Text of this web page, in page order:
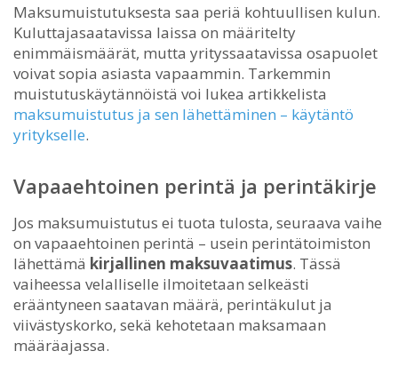
Maksumuistutuksesta saa periä kohtuullisen kulun.
Kuluttajasaatavissa laissa on määritelty
enimmäismäärät, mutta yrityssaatavissa osapuolet
voivat sopia asiasta vapaammin. Tarkemmin
muistutuskäytännöistä voi lukea artikkelista
maksumuistutus ja sen lähettäminen – käytäntö
yritykselle.
Vapaaehtoinen perintä ja perintäkirje
Jos maksumuistutus ei tuota tulosta, seuraava vaihe
on vapaaehtoinen perintä – usein perintätoimiston
lähettämä kirjallinen maksuvaatimus. Tässä
vaiheessa velalliselle ilmoitetaan selkeästi
erääntyneen saatavan määrä, perintäkulut ja
viivästyskorko, sekä kehotetaan maksamaan
määräajassa.